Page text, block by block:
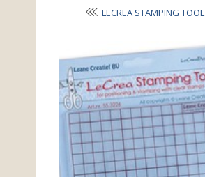
LECREA STAMPING TOOL